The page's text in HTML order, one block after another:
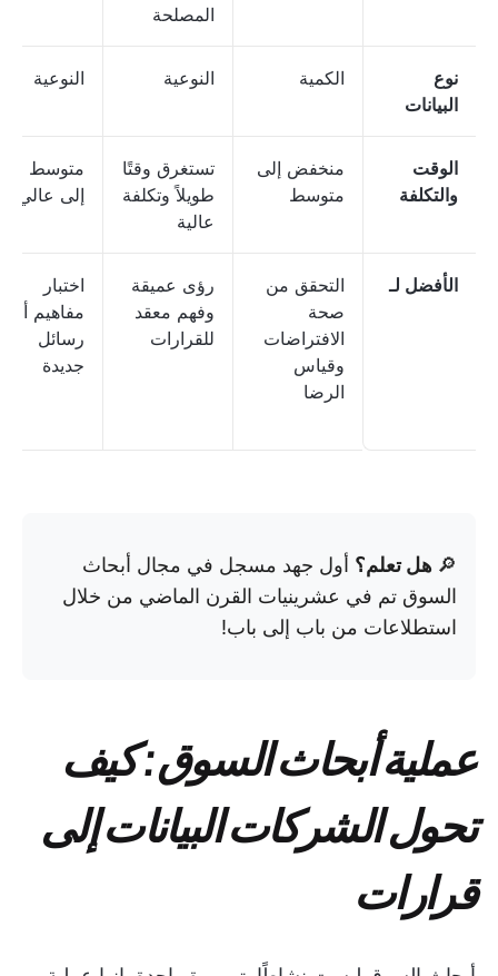
المصلحة
نوع
البيانات
الكمية النوعية النوعية
الوقت
والتكلفة
منخفض إلى
متوسط
تستغرق وقتًا
طويلاً وتكلفة
عالية
متوسط
إلى عالي
الأفضل لـ
التحقق من
صحة
الافتراضات
وقياس
الرضا
رؤى عميقة
وفهم معقد
للقرارات
اختبار
مفاهيم أو
رسائل
جديدة
🔎 هل تعلم؟ أول جهد مسجل في مجال أبحاث
السوق تم في عشرينيات القرن الماضي من خلال
استطلاعات من باب إلى باب!
عملية أبحاث السوق: كيف
تحول الشركات البيانات إلى
قرارات